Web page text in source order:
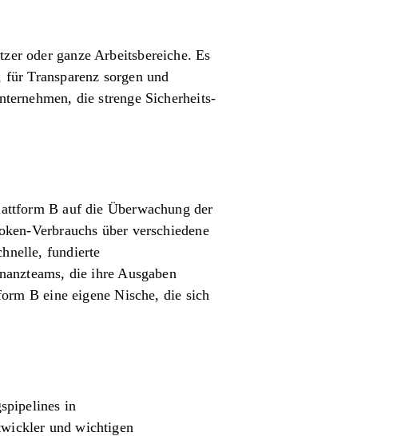
oder ganze Arbeitsbereiche. Es
Transparenz sorgen und
die strenge Sicherheits-
B auf die Überwachung der
Verbrauchs über verschiedene
fundierte
die ihre Ausgaben
B eine eigene Nische, die sich
in
und wichtigen